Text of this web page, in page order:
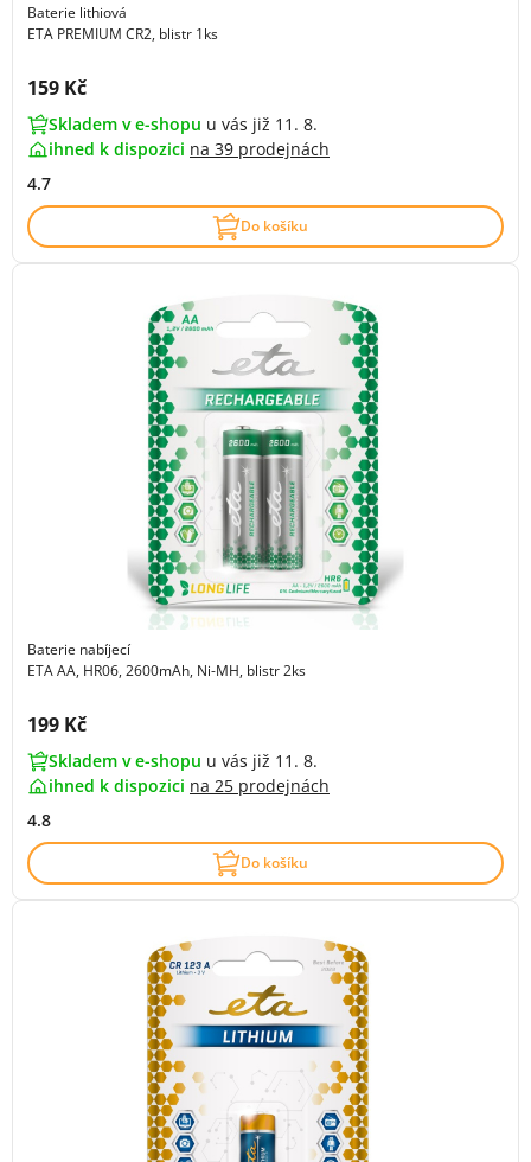
Baterie lithiová
ETA PREMIUM CR2, blistr 1ks
Cena s DPH:
159 Kč
Skladem v e-shopu u vás již 11. 8.
ihned k dispozici na 39 prodejnách
4.7
Do košíku
Baterie nabíjecí
ETA AA, HR06, 2600mAh, Ni-MH, blistr 2ks
Cena s DPH:
199 Kč
Skladem v e-shopu u vás již 11. 8.
ihned k dispozici na 25 prodejnách
4.8
Do košíku